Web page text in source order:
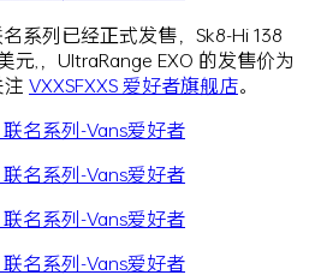
系列已经正式发售，Sk8-Hi 138
元,，UltraRange EXO 的发售价为
VXXSFXXS 爱好者旗舰店。